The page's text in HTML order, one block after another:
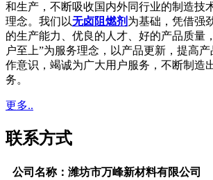
和生产，不断吸收国内外同行业的制造技
理念。我们以无卤阻燃剂 为基础，凭借强
的生产能力、优良的人才、好的产品质量
户至上”为服务理念，以产品更新，提高
作意识，竭诚为广大用户服务，不断制造
务。
更多..
联系方式
公司名称：潍坊市万峰新材料有限公司